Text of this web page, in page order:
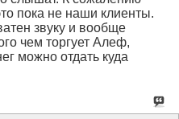
пока не наши клиенты.
звуку и вообще
чем торгует Алеф,
можно отдать куда